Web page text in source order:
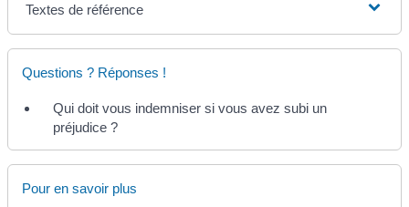
Textes de référence
Questions ? Réponses !
Qui doit vous indemniser si vous avez subi un
préjudice ?
Pour en savoir plus